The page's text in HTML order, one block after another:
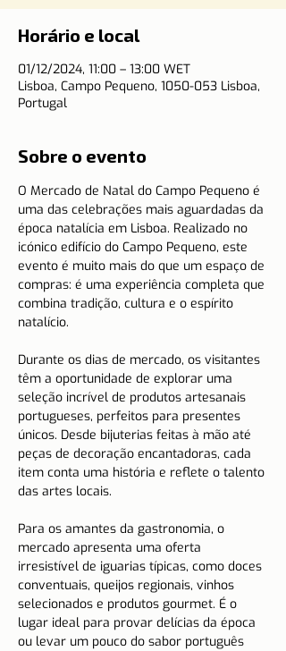
Horário e local
01/12/2024, 11:00 – 13:00 WET
Lisboa, Campo Pequeno, 1050-053 Lisboa,
Portugal
Sobre o evento
O Mercado de Natal do Campo Pequeno é
uma das celebrações mais aguardadas da
época natalícia em Lisboa. Realizado no
icónico edifício do Campo Pequeno, este
evento é muito mais do que um espaço de
compras: é uma experiência completa que
combina tradição, cultura e o espírito
natalício.
Durante os dias de mercado, os visitantes
têm a oportunidade de explorar uma
seleção incrível de produtos artesanais
portugueses, perfeitos para presentes
únicos. Desde bijuterias feitas à mão até
peças de decoração encantadoras, cada
item conta uma história e reflete o talento
das artes locais.
Para os amantes da gastronomia, o
mercado apresenta uma oferta
irresistível de iguarias típicas, como doces
conventuais, queijos regionais, vinhos
selecionados e produtos gourmet. É o
lugar ideal para provar delícias da época
ou levar um pouco do sabor português